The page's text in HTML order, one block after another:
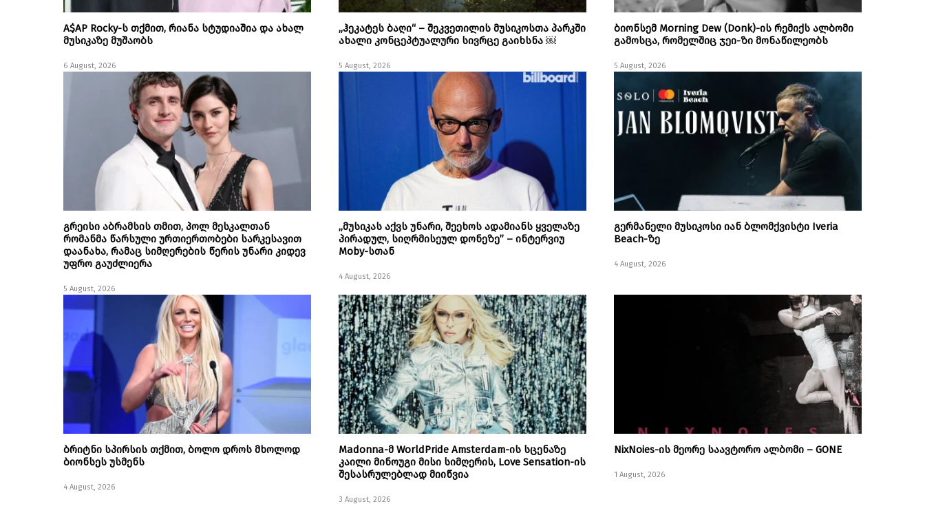
A$AP Rocky-ს თქმით, რიანა სტუდიაშია და ახალ
მუსიკაზე მუშაობს
6 August, 2026
„ჰეკატეს ბაღი“ – შეკვეთილის მუსიკოსთა პარკში
ახალი კონცეპტუალური სივრცე გაიხსნა ￼
5 August, 2026
ბიონსემ Morning Dew (Donk)-ის რემიქს ალბომი
გამოსცა, რომელშიც ჯეი-ზი მონაწილეობს
5 August, 2026
გრეისი აბრამსის თმით, პოლ მესკალთან
რომანმა წარსული ურთიერთობები სარკესავით
დაანახა, რამაც სიმღერების წერის უნარი კიდევ
უფრო გაუძლიერა
5 August, 2026
„მუსიკას აქვს უნარი, შეეხოს ადამიანს ყველაზე
პირადულ, სიღრმისეულ დონეზე” – ინტერვიუ
Moby-სთან
4 August, 2026
გერმანელი მუსიკოსი იან ბლომქვისტი Iveria
Beach-ზე
4 August, 2026
ბრიტნი სპირსის თქმით, ბოლო დროს მხოლოდ
ბიონსეს უსმენს
4 August, 2026
Madonna-მ WorldPride Amsterdam-ის სცენაზე
კაილი მინოუგი მისი სიმღერის, Love Sensation-ის
შესასრულებლად მიიწვია
3 August, 2026
NixNoies-ის მეორე საავტორო ალბომი – GONE
1 August, 2026